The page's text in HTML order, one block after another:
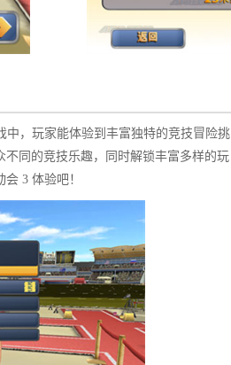
中，玩家能体验到丰富独特的竞技冒险挑
同的竞技乐趣，同时解锁丰富多样的玩
3 体验吧！​